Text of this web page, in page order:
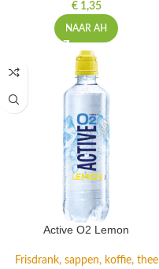
€1,35
NAAR AH
Active O2 Lemon
Frisdrank, sappen, koffie, thee